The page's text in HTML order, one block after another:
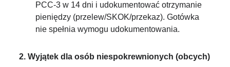
PCC-3 w 14 dni i udokumentować otrzymanie
pieniędzy (przelew/SKOK/przekaz). Gotówka
nie spełnia wymogu udokumentowania.
2. Wyjątek dla osób niespokrewnionych (obcych)